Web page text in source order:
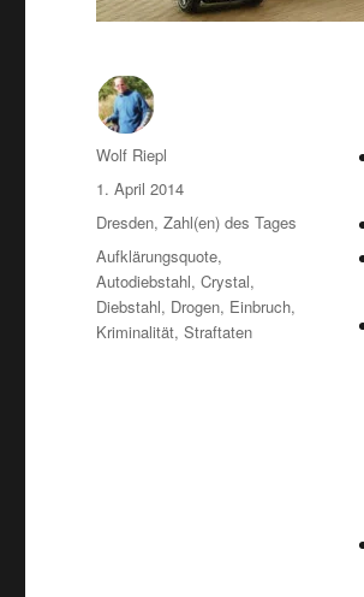
Autor
Wolf Riepl
Veröffentlicht
am
1. April 2014
Kategorien
Dresden,Zahl(en) des Tages
Schlagwörter
Aufklärungsquote,
Autodiebstahl,Crystal,
Diebstahl, Drogen, Einbruch,
Kriminalität,Straftaten